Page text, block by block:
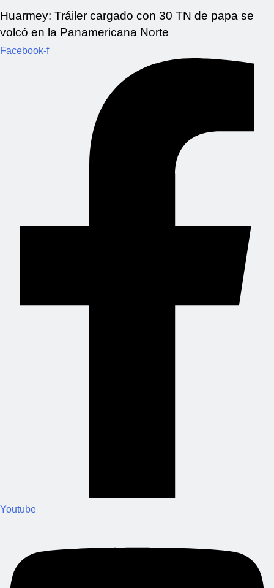
Huarmey: Tráiler cargado con 30 TN de papa se
volcó en la Panamericana Norte
Facebook-f
Youtube